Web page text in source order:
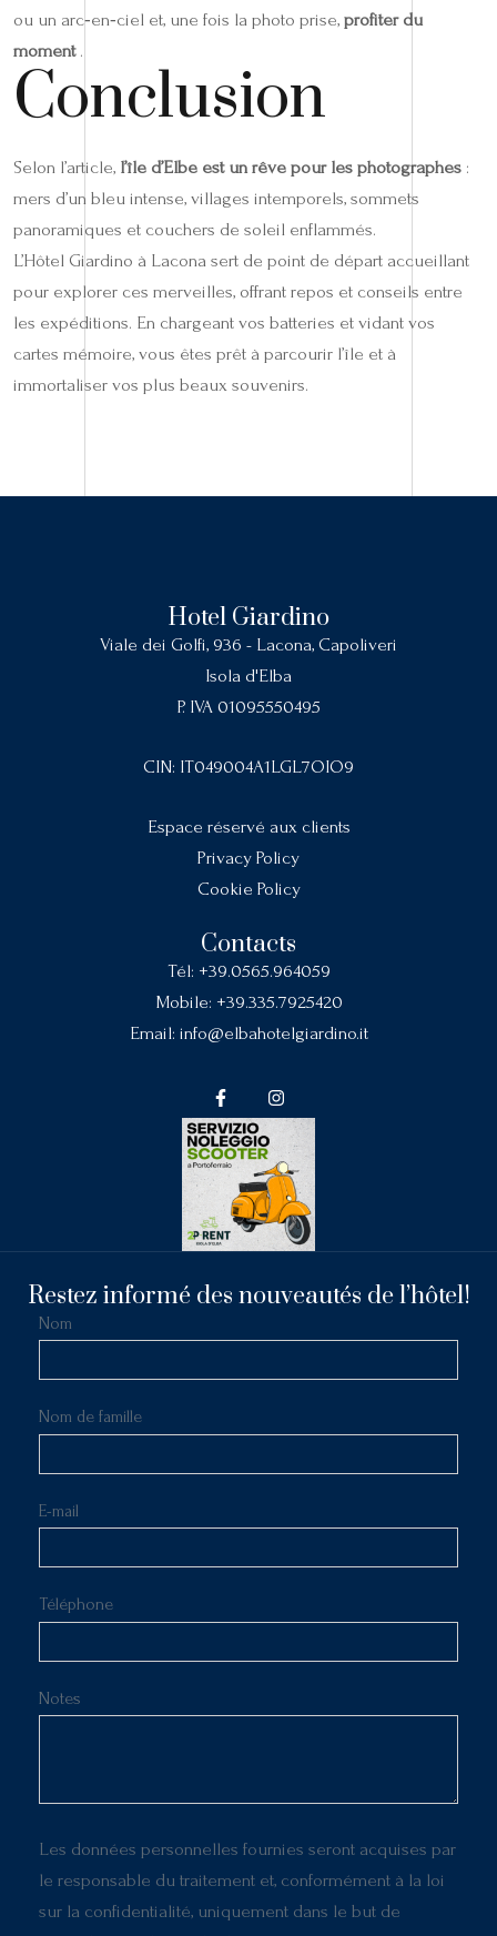
ou un arc‑en‑ciel et, une fois la photo prise, profiter du
moment.
Conclusion
Selon l’article, l’île d’Elbe est un rêve pour les photographes :
mers d’un bleu intense, villages intemporels, sommets
panoramiques et couchers de soleil enflammés.
L’Hôtel Giardino à Lacona sert de point de départ accueillant
pour explorer ces merveilles, offrant repos et conseils entre
les expéditions. En chargeant vos batteries et vidant vos
cartes mémoire, vous êtes prêt à parcourir l’île et à
immortaliser vos plus beaux souvenirs.
Hotel Giardino
Viale dei Golfi, 936 - Lacona, Capoliveri
Isola d'Elba
P. IVA 01095550495
CIN: IT049004A1LGL7OIO9
Espace réservé aux clients
Privacy Policy
Cookie Policy
Contacts
Tél: +39.0565.964059
Mobile: +39.335.7925420
Email: info@elbahotelgiardino.it
Restez informé des nouveautés de l’hôtel!
Nom
Nom de famille
E-mail
Téléphone
Notes
Les données personnelles fournies seront acquises par
le responsable du traitement et, conformément à la loi
sur la confidentialité, uniquement dans le but de